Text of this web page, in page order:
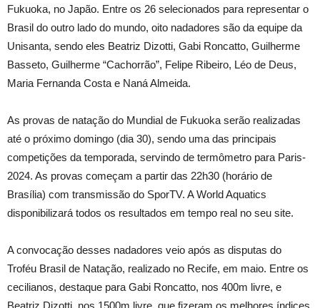
Fukuoka, no Japão. Entre os 26 selecionados para representar o
Brasil do outro lado do mundo, oito nadadores são da equipe da
Unisanta, sendo eles Beatriz Dizotti, Gabi Roncatto, Guilherme
Basseto, Guilherme “Cachorrão”, Felipe Ribeiro, Léo de Deus,
Maria Fernanda Costa e Naná Almeida.
As provas de natação do Mundial de Fukuoka serão realizadas
até o próximo domingo (dia 30), sendo uma das principais
competições da temporada, servindo de termômetro para Paris-
2024. As provas começam a partir das 22h30 (horário de
Brasília) com transmissão do SporTV. A World Aquatics
disponibilizará todos os resultados em tempo real no seu site.
A convocação desses nadadores veio após as disputas do
Troféu Brasil de Natação, realizado no Recife, em maio. Entre os
cecilianos, destaque para Gabi Roncatto, nos 400m livre, e
Beatriz Dizotti, nos 1500m livre, que fizeram os melhores índices